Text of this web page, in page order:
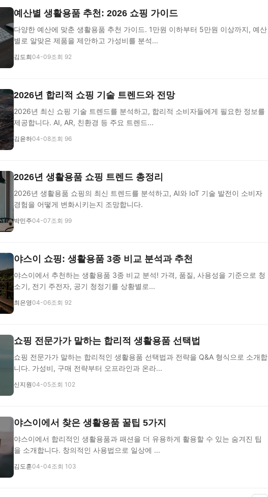
예산별 생활용품 추천: 2026 쇼핑 가이드
다양한 예산에 맞춘 생활용품 추천 가이드. 1만원 이하부터 5만원 이상까지, 예산
별로 알맞은 제품을 제안하고 가성비를 분석...
김도희04-09조회 92
2026년 합리적 쇼핑 기술 트렌드와 전망
2026년 최신 쇼핑 기술 트렌드를 분석하고, 합리적 소비자들에게 필요한 정보를
제공합니다. AI, AR, 친환경 등 주요 트렌드...
김윤하04-08조회 96
2026년 생활용품 쇼핑 트렌드 총정리
2026년 생활용품 쇼핑의 최신 트렌드를 분석하고, AI와 IoT 기술 발전이 소비자
경험을 어떻게 변화시키는지 조망합니다.
박민주04-07조회 99
야스이 쇼핑: 생활용품 3종 비교 분석과 추천
야스이에서 추천하는 생활용품 3종 비교 분석! 가격, 품질, 사용성을 기준으로 청
소기, 전기 주전자, 공기 청정기를 상황별로...
최은영04-06조회 92
쇼핑 전문가가 말하는 합리적 생활용품 선택법
쇼핑 전문가가 말하는 합리적인 생활용품 선택법과 전략을 Q&A 형식으로 소개합
니다. 가성비, 구매 전략부터 오프라인과 온라...
신지원04-05조회 102
야스이에서 찾은 생활용품 꿀팁 5가지
야스이에서 합리적인 생활용품과 패션을 더 유용하게 활용할 수 있는 숨겨진 팁
을 소개합니다. 창의적인 사용법으로 일상에 ...
김도훈04-04조회 103